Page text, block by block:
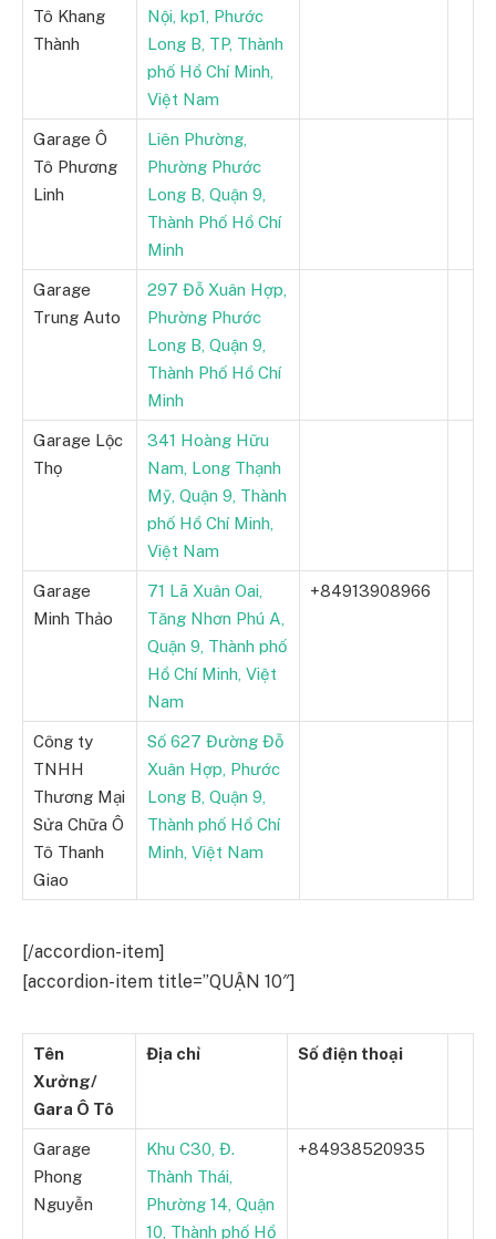
Tô Khang
Thành
Nội, kp1, Phước
Long B, TP, Thành
phố Hồ Chí Minh,
Việt Nam
Garage Ô
Tô Phương
Linh
Liên Phường,
Phường Phước
Long B, Quận 9,
Thành Phố Hồ Chí
Minh
Garage
Trung Auto
297 Đỗ Xuân Hợp,
Phường Phước
Long B, Quận 9,
Thành Phố Hồ Chí
Minh
Garage Lộc
Thọ
341 Hoàng Hữu
Nam, Long Thạnh
Mỹ, Quận 9, Thành
phố Hồ Chí Minh,
Việt Nam
Garage
Minh Thảo
71 Lã Xuân Oai,
Tăng Nhơn Phú A,
Quận 9, Thành phố
Hồ Chí Minh, Việt
Nam
+84913908966
Công ty
TNHH
Thương Mại
Sửa Chữa Ô
Tô Thanh
Giao
Số 627 Đường Đỗ
Xuân Hợp, Phước
Long B, Quận 9,
Thành phố Hồ Chí
Minh, Việt Nam
[/accordion-item]
[accordion-item title=”QUẬN 10″]
Tên
Xưởng/
Gara Ô Tô
Địa chỉ Số điện thoại
Garage
Phong
Nguyễn
Khu C30, Đ.
Thành Thái,
Phường 14, Quận
10, Thành phố Hồ
+84938520935